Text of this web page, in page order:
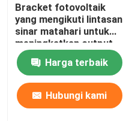
Bracket fotovoltaik
yang mengikuti lintasan
sinar matahari untuk
meningkatkan output
tenaga fotovoltaik
Harga terbaik
Hubungi kami